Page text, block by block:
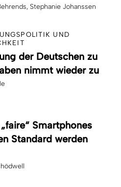
Stephanie Johanssen
UND
der Deutschen zu
nimmt wieder zu
Smartphones
Standard werden